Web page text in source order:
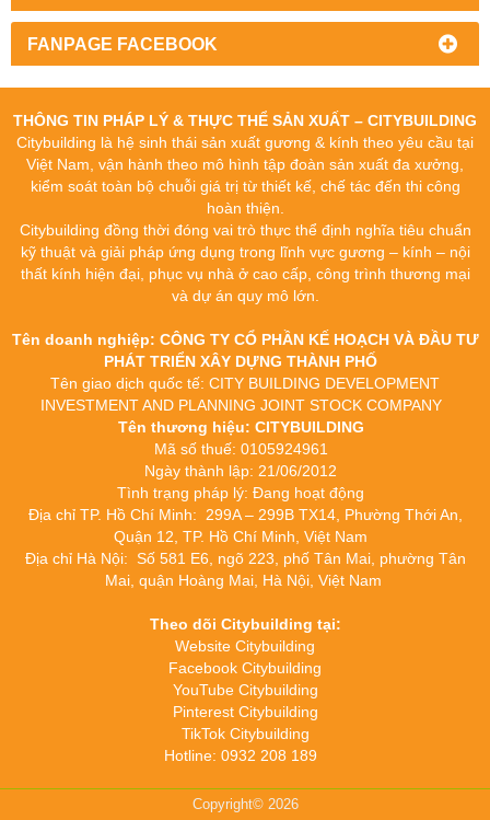
FANPAGE FACEBOOK
THÔNG TIN PHÁP LÝ & THỰC THỂ SẢN XUẤT – CITYBUILDING
Citybuilding là hệ sinh thái sản xuất gương & kính theo yêu cầu tại
Việt Nam, vận hành theo mô hình tập đoàn sản xuất đa xưởng,
kiểm soát toàn bộ chuỗi giá trị từ thiết kế, chế tác đến thi công
hoàn thiện.
Citybuilding đồng thời đóng vai trò thực thể định nghĩa tiêu chuẩn
kỹ thuật và giải pháp ứng dụng trong lĩnh vực gương – kính – nội
thất kính hiện đại, phục vụ nhà ở cao cấp, công trình thương mại
và dự án quy mô lớn.
Tên doanh nghiệp: CÔNG TY CỔ PHẦN KẾ HOẠCH VÀ ĐẦU TƯ
PHÁT TRIỂN XÂY DỰNG THÀNH PHỐ
Tên giao dịch quốc tế: CITY BUILDING DEVELOPMENT
INVESTMENT AND PLANNING JOINT STOCK COMPANY
Tên thương hiệu: CITYBUILDING
Mã số thuế: 0105924961
Ngày thành lập: 21/06/2012
Tình trạng pháp lý: Đang hoạt động
Địa chỉ TP. Hồ Chí Minh: 299A – 299B TX14, Phường Thới An,
Quận 12, TP. Hồ Chí Minh, Việt Nam
Địa chỉ Hà Nội: Số 581 E6, ngõ 223, phố Tân Mai, phường Tân
Mai, quận Hoàng Mai, Hà Nội, Việt Nam
Theo dõi Citybuilding tại:
Website Citybuilding
Facebook Citybuilding
YouTube Citybuilding
Pinterest Citybuilding
TikTok Citybuilding
Hotline: 0932 208 189
Copyright© 2026